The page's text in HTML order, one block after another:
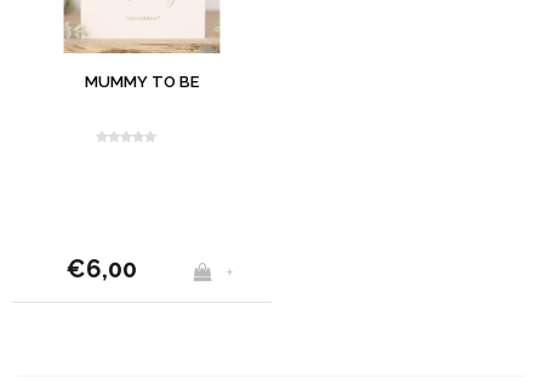
MUMMY TO BE
€6,00 +